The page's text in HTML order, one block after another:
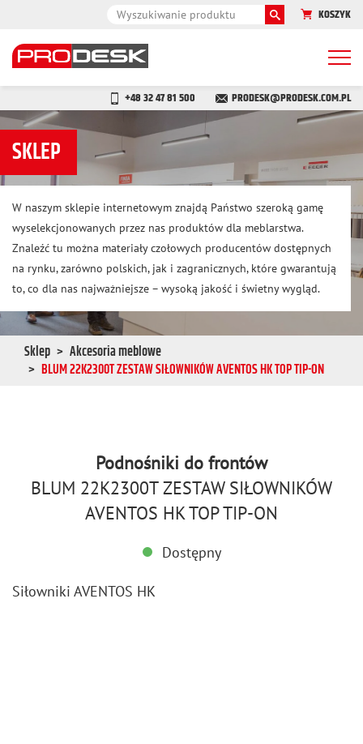
KOSZYK
+48 32 47 81 500 PRODESK@PRODESK.COM.PL
SKLEP
W naszym sklepie internetowym znajdą Państwo szeroką gamę
wyselekcjonowanych przez nas produktów dla meblarstwa.
Znaleźć tu można materiały czołowych producentów dostępnych
na rynku, zarówno polskich, jak i zagranicznych, które gwarantują
to, co dla nas najważniejsze – wysoką jakość i świetny wygląd.
Sklep
Akcesoria meblowe
BLUM 22K2300T ZESTAW SIŁOWNIKÓW AVENTOS HK TOP TIP-ON
Podnośniki do frontów
BLUM 22K2300T ZESTAW SIŁOWNIKÓW
AVENTOS HK TOP TIP-ON
Dostępny
Si­łow­ni­ki AVEN­TOS HK